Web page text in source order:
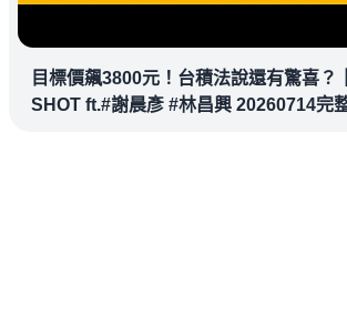
目標價飆3800元！台積法說還有驚喜？
SHOT ft.#謝晨彥 #林昌興 20260714完